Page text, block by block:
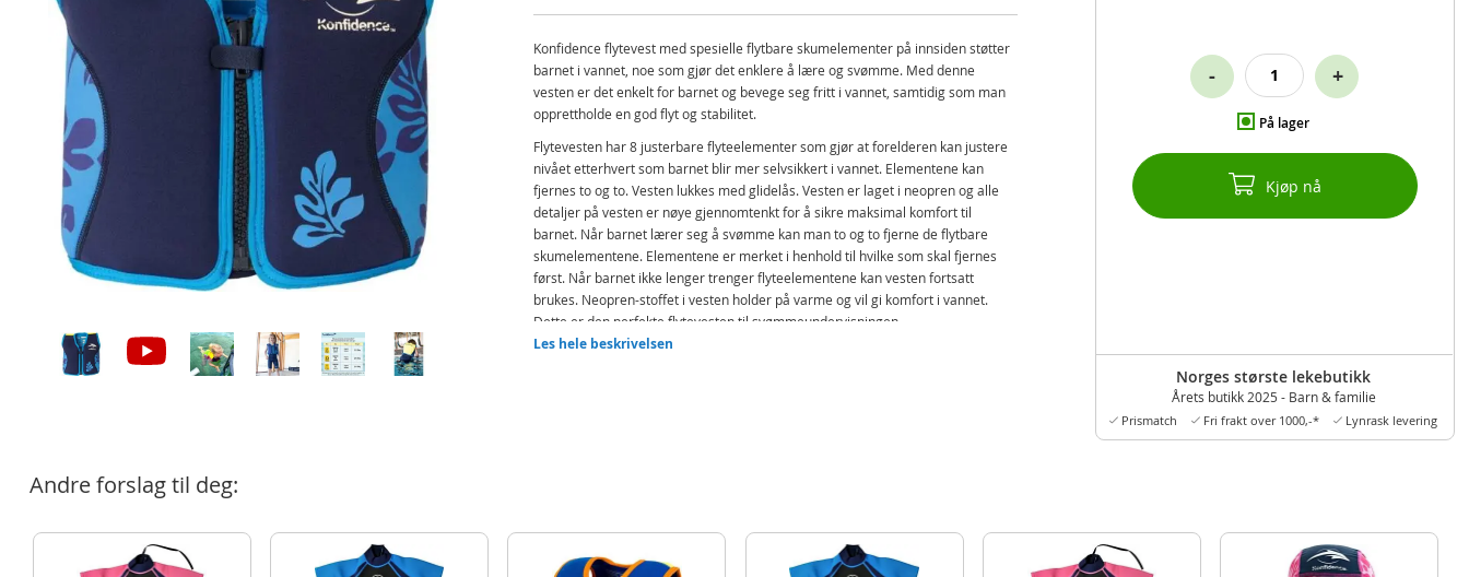
På lager
- +
Kjøp nå
Norges største lekebutikk
Årets butikk 2025 - Barn & familie
Prismatch Fri frakt over 1000,-* Lynrask levering
Konfidence flytevest med spesielle flytbare skumelementer på innsiden støtter
barnet i vannet, noe som gjør det enklere å lære og svømme. Med denne
vesten er det enkelt for barnet og bevege seg fritt i vannet, samtidig som man
opprettholde en god flyt og stabilitet.
Flytevesten har 8 justerbare flyteelementer som gjør at forelderen kan justere
nivået etterhvert som barnet blir mer selvsikkert i vannet. Elementene kan
fjernes to og to. Vesten lukkes med glidelås. Vesten er laget i neopren og alle
detaljer på vesten er nøye gjennomtenkt for å sikre maksimal komfort til
barnet. Når barnet lærer seg å svømme kan man to og to fjerne de flytbare
skumelementene. Elementene er merket i henhold til hvilke som skal fjernes
først. Når barnet ikke lenger trenger flyteelementene kan vesten fortsatt
brukes. Neopren-stoffet i vesten holder på varme og vil gi komfort i vannet.
Dette er den perfekte flytevesten til svømmeundervisningen.
Funksjoner:
Flytevest med 8 justerbare flyteelementer
Les hele beskrivelsen
Andre forslag til deg: